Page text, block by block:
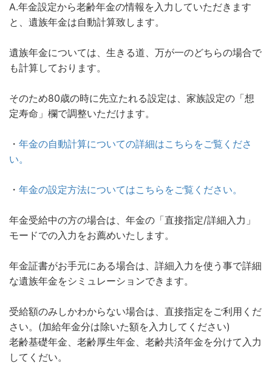
A.年金設定から老齢年金の情報を入力していただきます
と、遺族年金は自動計算致します。
遺族年金については、生きる道、万が一のどちらの場合で
も計算しております。
そのため80歳の時に先立たれる設定は、家族設定の「想
定寿命」欄で調整いただけます。
・ 年金の自動計算についての詳細はこちらをご覧くださ
い。
・ 年金の設定方法についてはこちらをご覧ください。
年金受給中の方の場合は、年金の「直接指定/詳細入力」
モードでの入力をお薦めいたします。
年金証書がお手元にある場合は、詳細入力を使う事で詳細
な遺族年金をシミュレーションできます。
受給額のみしかわからない場合は、直接指定をご利用くだ
さい。(加給年金分は除いた額を入力してください)
老齢基礎年金、老齢厚生年金、老齢共済年金を分けて入力
してくだい。